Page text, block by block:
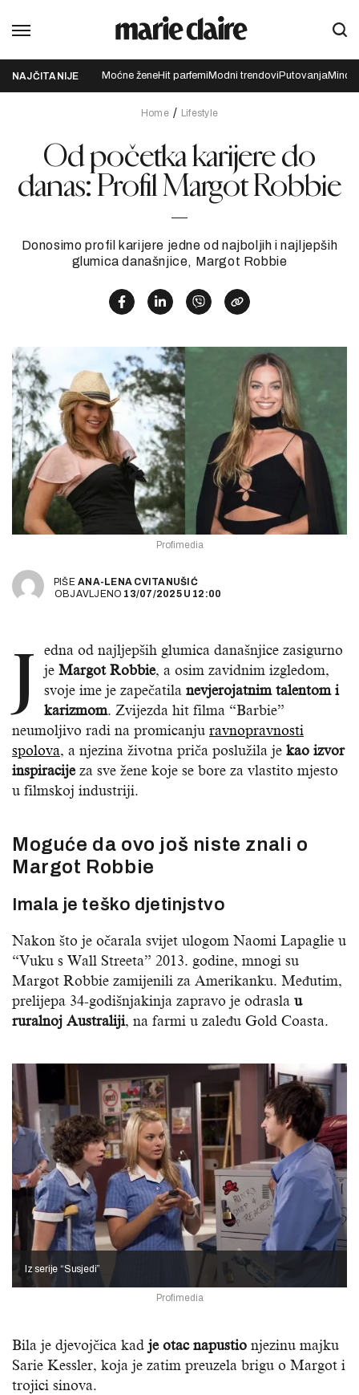
NAJČITANIJE Moćne ženeHit parfemi Modni trendovi Putovanja
Home Lifestyle
Od početka karijere do
danas: Profil Margot Robbie
Donosimo profil karijere jedne od najboljih i najljepših
glumica današnjice, Margot Robbie
Profimedia
PIŠEANA-LENA CVITANUŠIĆ
OBJAVLJENO 13/07/2025 U 12:00
J
edna od najljepših glumica današnjice zasigurno
je Margot Robbie, a osim zavidnim izgledom,
svoje ime je zapečatila nevjerojatnim talentom i
karizmom. Zvijezda hit filma “Barbie”
neumoljivo radi na promicanju ravnopravnosti
spolova, a njezina životna priča poslužila je kao izvor
inspiracije za sve žene koje se bore za vlastito mjesto
u filmskoj industriji.
Moguće da ovo još niste znali o
Margot Robbie
Imala je teško djetinjstvo
Nakon što je očarala svijet ulogom Naomi Lapaglie u
“Vuku s Wall Streeta” 2013. godine, mnogi su
Margot Robbie zamijenili za Amerikanku. Međutim,
prelijepa 34-godišnjakinja zapravo je odrasla u
ruralnoj Australiji, na farmi u zaleđu Gold Coasta.
Profimedia
Iz serije “Susjedi”
Bila je djevojčica kad je otac napustio njezinu majku
Sarie Kessler, koja je zatim preuzela brigu o Margot i
trojici sinova.